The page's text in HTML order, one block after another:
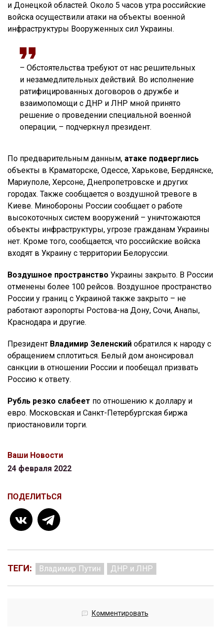
и Донецкой областей. Около 5 часов утра российские
войска осуществили атаки на объекты военной
инфраструктуры Вооруженных сил Украины.
– Обстоятельства требуют от нас решительных
и незамедлительных действий. Во исполнение
ратифицированных договоров о дружбе и
взаимопомощи с ДНР и ЛНР мной принято
решение о проведении специальной военной
операции, – подчеркнул президент.
По предварительным данным, атаке подверглись
объекты в Краматорске, Одессе, Харькове, Бердянске,
Мариуполе, Херсоне, Днепропетровске и других
городах. Также сообщается о воздушной тревоге в
Киеве. Минобороны России сообщает о работе
высокоточных систем вооружений – уничтожаются
объекты инфраструктуры, угрозе гражданам Украины
нет. Кроме того, сообщается, что российские войска
входят в Украину с территории Белоруссии.
Воздушное пространство Украины закрыто. В России
отменены более 100 рейсов. Воздушное пространство
России у границ с Украиной также закрыто – не
работают аэропорты Ростова-на Дону, Сочи, Анапы,
Краснодара и другие.
Президент Владимир Зеленский обратился к народу с
обращением сплотиться. Белый дом анонсировал
санкции в отношении России и пообещал призвать
Россию к ответу.
Рубль резко слабеет по отношению к доллару и
евро. Московская и Санкт-Петербургская биржа
приостановили торги.
Ваши Новости
24 февраля 2022
ПОДЕЛИТЬСЯ
ТЕГИ: Владимир Путин ДНР и ЛНР
Комментировать